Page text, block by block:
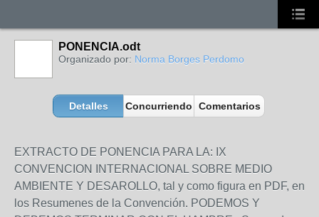
PONENCIA.odt
Organizado por: Norma Borges Perdomo
Detalles Concurriendo Comentarios
EXTRACTO DE PONENCIA PARA LA: IX
CONVENCION INTERNACIONAL SOBRE MEDIO
AMBIENTE Y DESAROLLO, tal y como figura en PDF, en
los Resumenes de la Convención. PODEMOS Y